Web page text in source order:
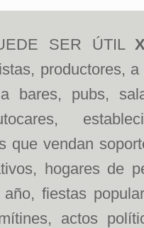
SER ÚTIL
productores,
bares, pubs,
que vendan
hogares de
fiestas
actos